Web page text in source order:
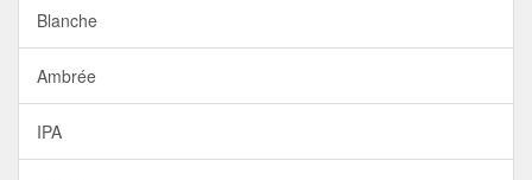
Blanche
Ambrée
IPA